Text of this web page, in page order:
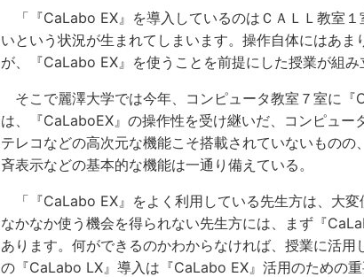
「『CaLabo EX』を導入しているのはＣＡＬＬ教室
いという状況が生まれてしまいます。操作自体にはあ
が、『CaLabo EX』を使うことを前提にした授業が組
そこで麗澤大学では今年、コンピュータ教室７室に『
は、『CaLaboEX』の操作性を受け継いだ、コンピュ
テレコなどの高次元な機能こそ搭載されていないもの
斉表示などの基本的な機能は一通り備えている。
「『CaLabo EX』をよく利用している先生方は、大変
なかなか使う機会を得られない先生方には、まず『
あります。何ができるのかわからなければ、授業に活
の『CaLabo LX』導入は『CaLabo EX』活用のための重